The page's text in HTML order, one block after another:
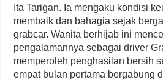
Ita Tarigan. Ia mengaku kondisi
membaik dan bahagia sejak
grabcar. Wanita berhijab ini
pengalamannya sebagai driver
memperoleh penghasilan bersih
empat bulan pertama bergabung